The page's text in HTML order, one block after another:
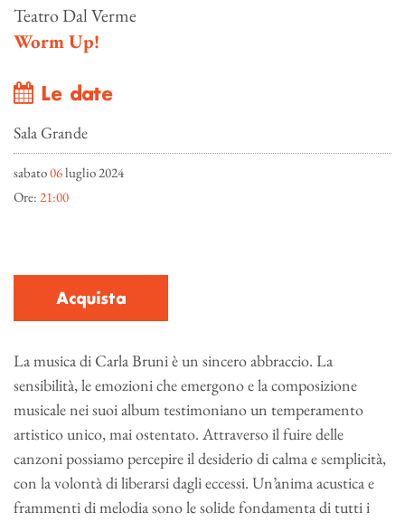
Teatro Dal Verme
Worm Up!
Le date
Sala Grande
sabato06luglio 2024
Ore: 21:00
Acquista
La musica di Carla Bruni è un sincero abbraccio. La
sensibilità, le emozioni che emergono e la composizione
musicale nei suoi album testimoniano un temperamento
artistico unico, mai ostentato. Attraverso il fuire delle
canzoni possiamo percepire il desiderio di calma e semplicità,
con la volontà di liberarsi dagli eccessi. Un’anima acustica e
frammenti di melodia sono le solide fondamenta di tutti i